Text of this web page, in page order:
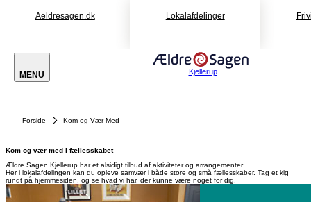
Aeldresagen.dk Lokalafdelinger
MENU Kjellerup
Forside Kom og Vær Med
Kom og vær med i fællesskabet
Ældre Sagen Kjellerup har et alsidigt tilbud af aktiviteter og arrangementer.
Her i lokalafdelingen kan du opleve samvær i både store og små fællesskaber. Tag et kig
rundt på hjemmesiden, og se hvad vi har, der kunne være noget for dig.